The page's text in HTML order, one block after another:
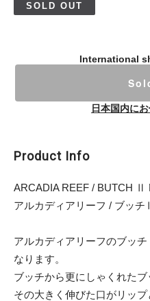
SOLD OUT
International
日本国内に
Product Info
ARCADIA REEF / BUTCH Ⅱ
アルカディアリーフ / ブッ
アルカディアリーフのブッ
なります。
ブッチから更にしゃくれた
その大きく伸びた口がリッ